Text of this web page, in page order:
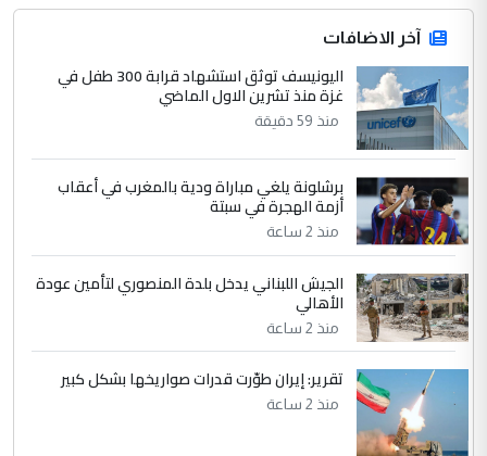
جنسية الرافد الثالث للعراق ومن اصول عريقة
ابا فرات ...
الموضوع :
الجواهري يرد على صدام حسين سل
مضجعيك يابن الزنا (نص كامل)
4 سردار
التعليق : واحد من عصابة علي ماما يسقط
جنسية الرافد الثالث للعراق ومن اصول عريقة
ابا فرات ...
الموضوع :
الجواهري يرد على صدام حسين سل
مضجعيك يابن الزنا (نص كامل)
التعليق : تحياتي لك استاذ حامدتركان. كلام
دقيق ومسؤول؛ فالاستثمار الحقيقي للإنسان
وثروات البلد يعتمد على الكفاءة ...
آخر الاضافات
اليونيسف توثق استشهاد قرابة 300 طفل في
غزة منذ تشرين الاول الماضي
منذ 59 دقيقة
برشلونة يلغي مباراة ودية بالمغرب في أعقاب
أزمة الهجرة في سبتة
منذ 2 ساعة
الجيش اللبناني يدخل بلدة المنصوري لتأمين عودة
الأهالي
منذ 2 ساعة
تقرير: إيران طوّرت قدرات صواريخها بشكل كبير
منذ 2 ساعة